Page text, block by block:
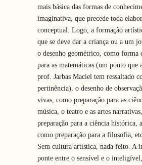
mais básica das formas de
imaginativa, que precede toda
conceptual. Logo, a formação
que se deve dar a criança ou a um
o desenho geométrico, como forma
para as matemáticas (um ponto que
prof. Jarbas Maciel tem ressaltado
pertinência), o desenho de
vivas, como preparação para as
música, o teatro e as artes
preparação para a ciência histórica,
como preparação para a filosofia,
Sem cultura artística, nada feito. A
ponte entre o sensível e o